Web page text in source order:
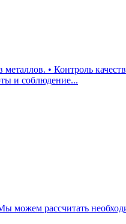
• Контроль
и соблюдение...
рассчитать